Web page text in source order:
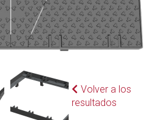
Volver a los
resultados